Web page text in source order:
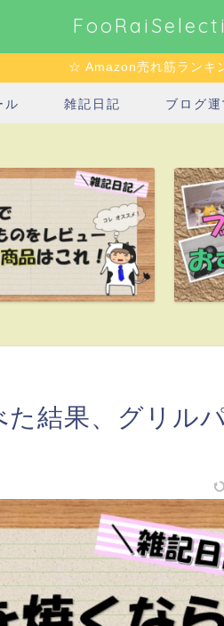
☆ Amazon売れ筋ランキ
ル 雑記日記 ブログ運
た結果、グリル